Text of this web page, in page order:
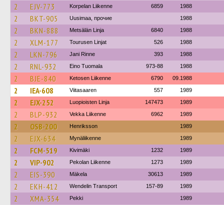
2 EJV-773 Korpelan Liikenne 6859 1988
2 BKT-905 Uusimaa, прочие 1988
2 BKN-888 Metsälän Linja 6840 1988
2 XLM-177 Tourusen Linjat 526 1988
2 LKN-796 Jani Rinne 393 1988
2 RNL-932 Eino Tuomala 973-88 1988
2 BJE-840 Ketosen Liikenne 6790 09.1988
2 IEA-608 Viitasaaren 557 1989
2 EJX-252 Luopioisten Linja 147473 1989
2 BLP-932 Vekka Liikenne 6962 1989
2 OSB-200 Henriksson 1989
2 EJX-634 Mynäliikenne 1989
2 FCM-519 Kivimäki 1232 1989
2 VIP-902 Pekolan Liikenne 1273 1989
2 EIS-390 Mäkela 30613 1989
2 EKH-412 Wendelin Transport 157-89 1989
2 XMA-354 Pekki 1989